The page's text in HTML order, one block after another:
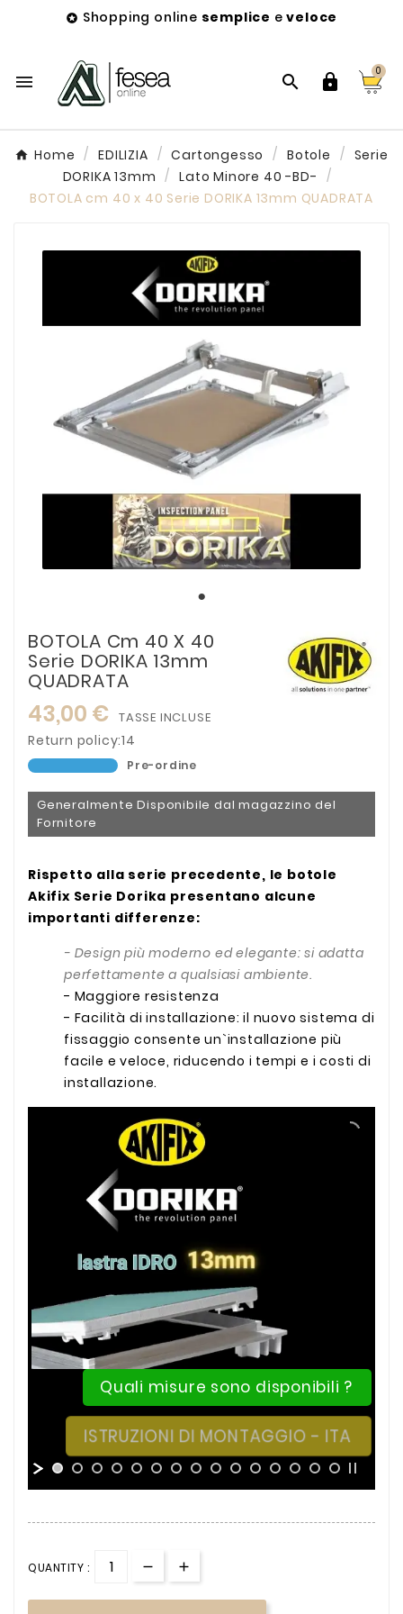
 Shopping online semplice eveloce
  
0
Home EDILIZIA Cartongesso Botole
Serie
DORIKA 13mm
Lato Minore 40 -BD-
BOTOLA cm 40 x 40 Serie DORIKA 13mm QUADRATA
BOTOLA Cm 40 X 40
Serie DORIKA 13mm
QUADRATA
43,00 € TASSE INCLUSE
Return policy:14
Pre-ordine
Generalmente Disponibile dal magazzino del
Fornitore
Rispetto alla serie precedente, le botole
Akifix Serie Dorika presentano alcune
importanti differenze:
- Design più moderno ed elegante: si adatta
perfettamente a qualsiasi ambiente.
- Maggiore resistenza
- Facilità di installazione: il nuovo sistema di
fissaggio consente un`installazione più
facile e veloce, riducendo i tempi e i costi di
installazione.
ISTRUZIONI DI MONTAGGIO - ITA
Quali misure sono disponibili ?
QUANTITY :